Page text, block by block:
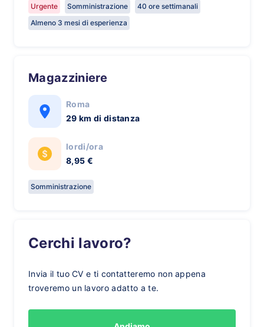
Urgente Somministrazione
40 ore settimanali
Almeno 3 mesi di esperienza
Magazziniere
Roma
29 km di distanza
lordi/ora
8,95 €
Somministrazione
Cerchi lavoro?
Invia il tuo CV e ti contatteremo non appena
troveremo un lavoro adatto a te.